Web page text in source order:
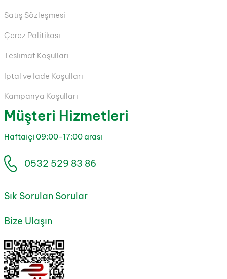
Satış Sözleşmesi
Çerez Politikası
Teslimat Koşulları
İptal ve İade Koşulları
Kampanya Koşulları
Müşteri Hizmetleri
Haftaiçi 09:00-17:00 arası
0532 529 83 86
Sık Sorulan Sorular
Bize Ulaşın